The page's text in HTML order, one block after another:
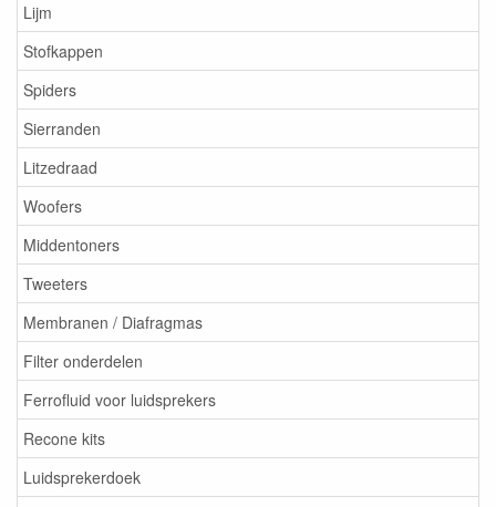
Lijm
Stofkappen
Spiders
Sierranden
Litzedraad
Woofers
Middentoners
Tweeters
Membranen / Diafragmas
Filter onderdelen
Ferrofluid voor luidsprekers
Recone kits
Luidsprekerdoek